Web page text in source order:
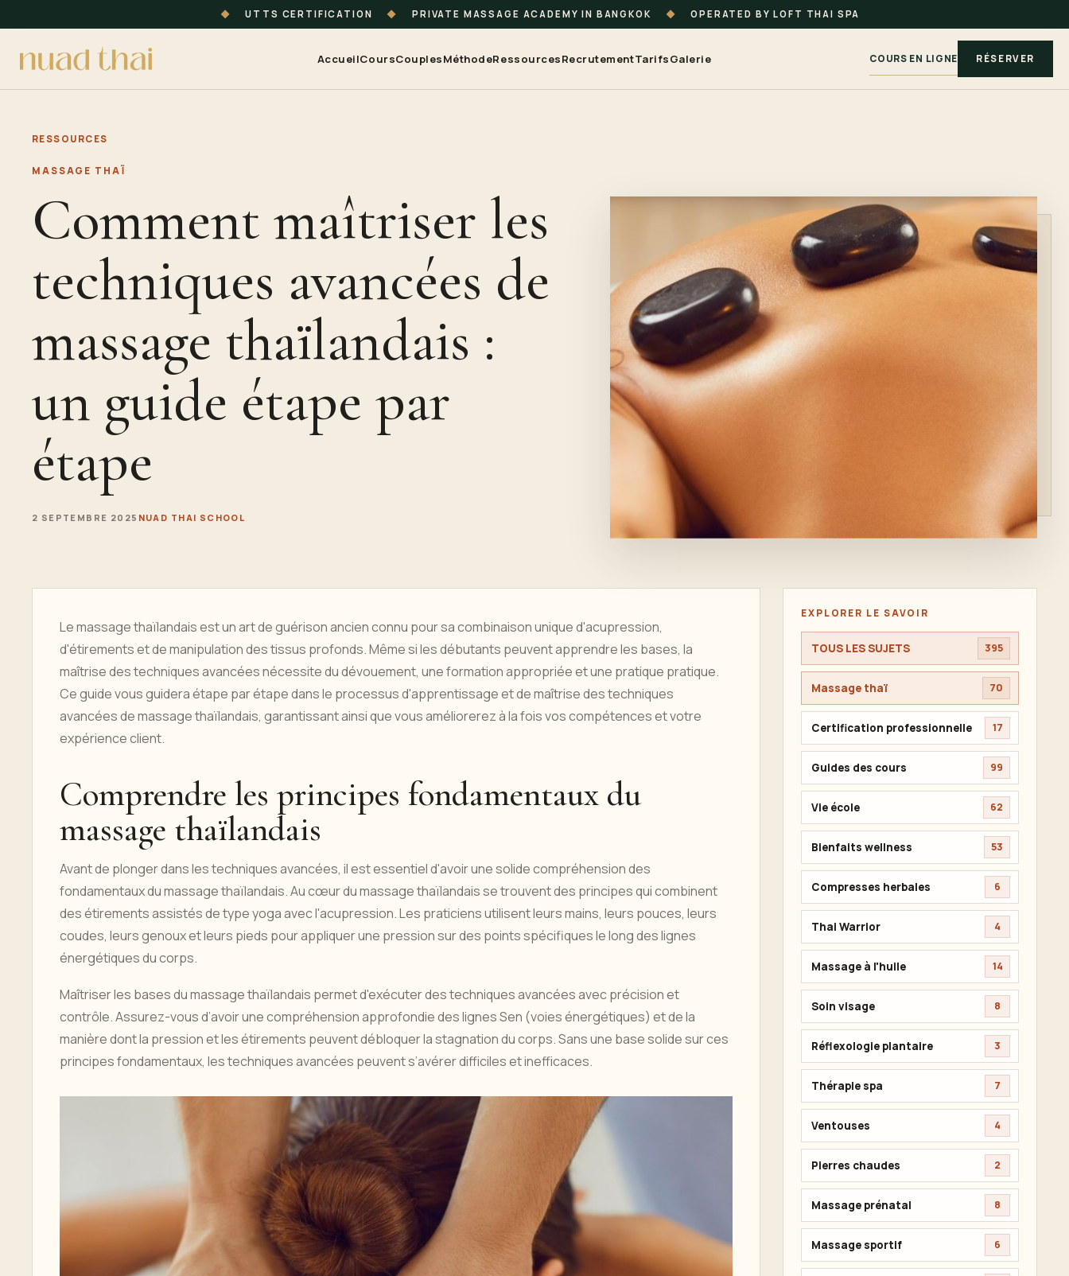
◆ UTTS CERTIFICATION ◆ PRIVATE MASSAGE ACADEMY IN BANGKOK ◆ OPERATED BY LOFT THAI SPA
AccueilCoursCouplesMéthodeRessourcesRecrutementTarifsGalerie COURS EN LIGNE RÉSERVER
RESSOURCES
MASSAGE THAÏ
Comment maîtriser les
techniques avancées de
massage thaïlandais :
un guide étape par
étape
2 SEPTEMBRE 2025 NUAD THAI SCHOOL
Le massage thaïlandais est un art de guérison ancien connu pour sa combinaison unique d'acupression,
d'étirements et de manipulation des tissus profonds. Même si les débutants peuvent apprendre les bases, la
maîtrise des techniques avancées nécessite du dévouement, une formation appropriée et une pratique pratique.
Ce guide vous guidera étape par étape dans le processus d'apprentissage et de maîtrise des techniques
avancées de massage thaïlandais, garantissant ainsi que vous améliorerez à la fois vos compétences et votre
expérience client.
Comprendre les principes fondamentaux du
massage thaïlandais
Avant de plonger dans les techniques avancées, il est essentiel d'avoir une solide compréhension des
fondamentaux du massage thaïlandais. Au cœur du massage thaïlandais se trouvent des principes qui combinent
des étirements assistés de type yoga avec l'acupression. Les praticiens utilisent leurs mains, leurs pouces, leurs
coudes, leurs genoux et leurs pieds pour appliquer une pression sur des points spécifiques le long des lignes
énergétiques du corps.
Maîtriser les bases du massage thaïlandais permet d'exécuter des techniques avancées avec précision et
contrôle. Assurez-vous d’avoir une compréhension approfondie des lignes Sen (voies énergétiques) et de la
manière dont la pression et les étirements peuvent débloquer la stagnation du corps. Sans une base solide sur ces
principes fondamentaux, les techniques avancées peuvent s’avérer difficiles et inefficaces.
EXPLORER LE SAVOIR
TOUS LES SUJETS 395
Massage thaï 70
Certification professionnelle 17
Guides des cours 99
Vie école 62
Bienfaits wellness 53
Compresses herbales 6
Thai Warrior 4
Massage à l'huile 14
Soin visage 8
Réflexologie plantaire 3
Thérapie spa 7
Ventouses 4
Pierres chaudes 2
Massage prénatal 8
Massage sportif 6